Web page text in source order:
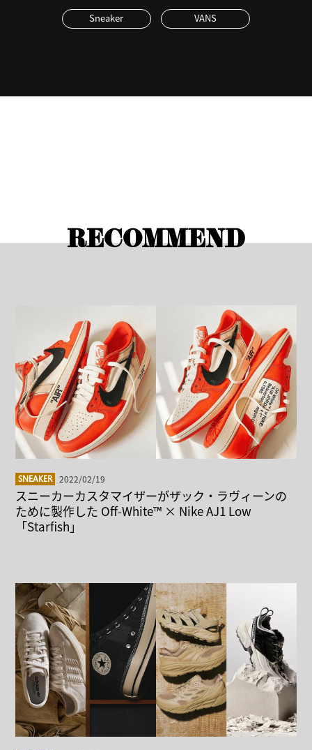
Sneaker VANS
RECOMMEND
SNEAKER 2022/02/19
スニーカーカスタマイザーがザック・ラヴィーンの
ために製作した Off-White™ × Nike AJ1 Low
「Starfish」